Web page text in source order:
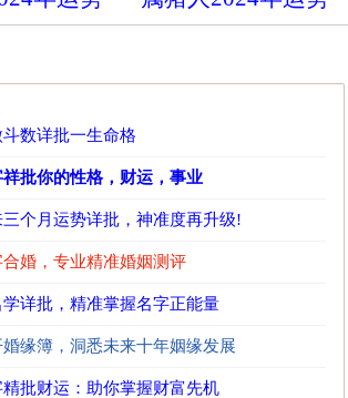
斗数详批一生命格
祥批你的性格，财运，事业
三个月运势详批，神准度再升级!
合婚，专业精准婚姻测评
学详批，精准掌握名字正能量
婚缘簿，洞悉未来十年姻缘发展
精批财运：助你掌握财富先机